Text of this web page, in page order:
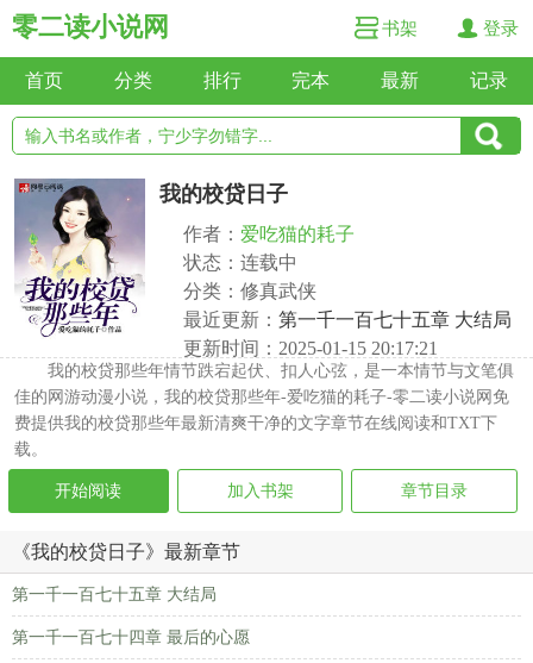
零二读小说网 书架 登录
首页 分类 排行 完本 最新 记录
我的校贷日子
作者： 爱吃猫的耗子
状态：连载中
分类：修真武侠
最近更新： 第一千一百七十五章 大结局
更新时间：2025-01-15 20:17:21
我的校贷那些年情节跌宕起伏、扣人心弦，是一本情节与文笔俱
佳的网游动漫小说，我的校贷那些年-爱吃猫的耗子-零二读小说网免
费提供我的校贷那些年最新清爽干净的文字章节在线阅读和TXT下
载。
开始阅读 加入书架 章节目录
《我的校贷日子》最新章节
第一千一百七十五章 大结局
第一千一百七十四章 最后的心愿